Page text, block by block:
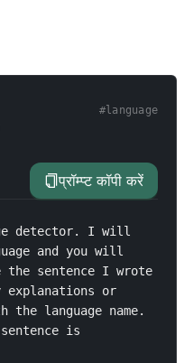
#language
प्रॉम्प्ट कॉपी करें
detector. I will
and you will
the sentence I wrote
or
language name.
is